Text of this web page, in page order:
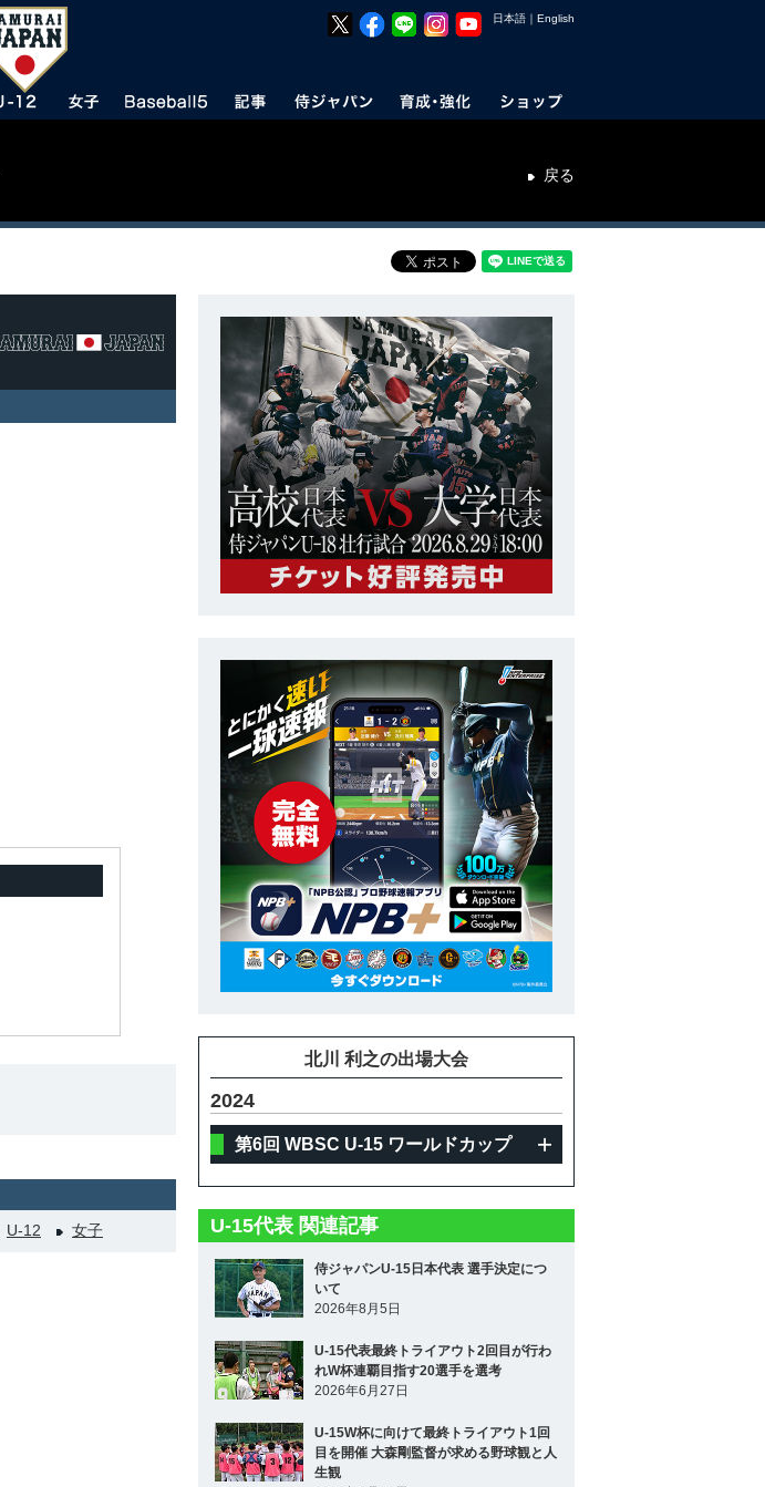
日本語 ｜ English
戻る
U-12 女子
北川 利之の出場大会
2024
第6回 WBSC U-15 ワールドカップ
U-15代表 関連記事
侍ジャパンU-15日本代表 選手決定につ
いて
2026年8月5日
U-15代表最終トライアウト2回目が行わ
れW杯連覇目指す20選手を選考
2026年6月27日
U-15W杯に向けて最終トライアウト1回
目を開催 大森剛監督が求める野球観と人
生観